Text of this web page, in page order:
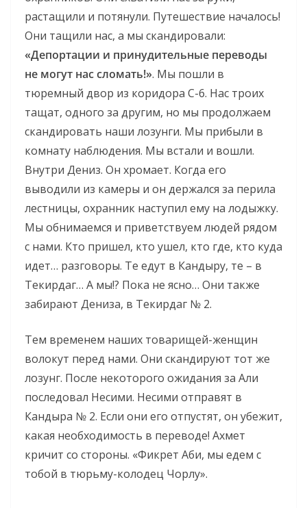
растащили и потянули. Путешествие началось!
Они тащили нас, а мы скандировали:
«Депортации и принудительные переводы
не могут нас сломать!». Мы пошли в
тюремный двор из коридора С-6. Нас троих
тащат, одного за другим, но мы продолжаем
скандировать наши лозунги. Мы прибыли в
комнату наблюдения. Мы встали и вошли.
Внутри Дениз. Он хромает. Когда его
выводили из камеры и он держался за перила
лестницы, охранник наступил ему на лодыжку.
Мы обнимаемся и приветствуем людей рядом
с нами. Кто пришел, кто ушел, кто где, кто куда
идет… разговоры. Те едут в Кандыру, те – в
Текирдаг… А мы!? Пока не ясно… Они также
забирают Дениза, в Текирдаг № 2.
Тем временем наших товарищей-женщин
волокут перед нами. Они скандируют тот же
лозунг. После некоторого ожидания за Али
последовал Несими. Несими отправят в
Кандыра № 2. Если они его отпустят, он убежит,
какая необходимость в переводе! Ахмет
кричит со стороны. «Фикрет Аби, мы едем с
тобой в тюрьму-колодец Чорлу».